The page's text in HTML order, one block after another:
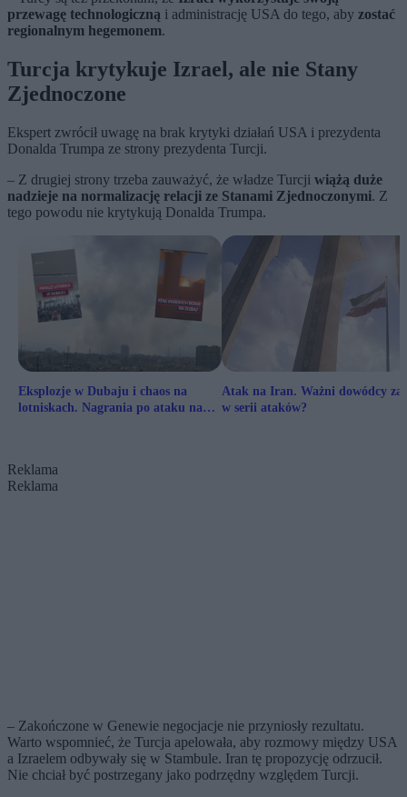
przewagę technologiczną i administrację USA do tego, aby zostać
regionalnym hegemonem.
Turcja krytykuje Izrael, ale nie Stany
Zjednoczone
Ekspert zwrócił uwagę na brak krytyki działań USA i prezydenta
Donalda Trumpa ze strony prezydenta Turcji.
– Z drugiej strony trzeba zauważyć, że władze Turcji wiążą duże
nadzieje na normalizację relacji ze Stanami Zjednoczonymi. Z
tego powodu nie krytykują Donalda Trumpa.
Eksplozje w Dubaju i chaos na
lotniskach. Nagrania po ataku na
Atak na Iran. Ważni dowódcy
w serii ataków?
Reklama
Reklama
– Zakończone w Genewie negocjacje nie przyniosły rezultatu.
Warto wspomnieć, że Turcja apelowała, aby rozmowy między USA
a Izraelem odbywały się w Stambule. Iran tę propozycję odrzucił.
Nie chciał być postrzegany jako podrzędny względem Turcji.